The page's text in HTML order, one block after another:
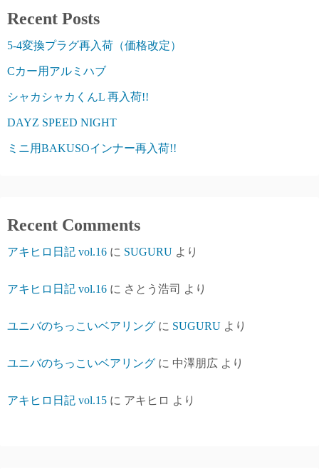
Recent Posts
5-4変換プラグ再入荷（価格改定）
Cカー用アルミハブ
シャカシャカくんL 再入荷!!
DAYZ SPEED NIGHT
ミニ用BAKUSOインナー再入荷!!
Recent Comments
アキヒロ日記 vol.16 に SUGURU より
アキヒロ日記 vol.16 に さとう浩司 より
ユニバのちっこいベアリング に SUGURU より
ユニバのちっこいベアリング に 中澤朋広 より
アキヒロ日記 vol.15 に アキヒロ より